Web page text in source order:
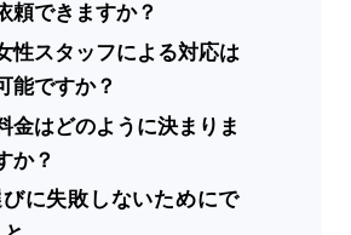
頼できますか？
性スタッフによる対応は
能ですか？
金はどのように決まりま
か？
に失敗しないためにで